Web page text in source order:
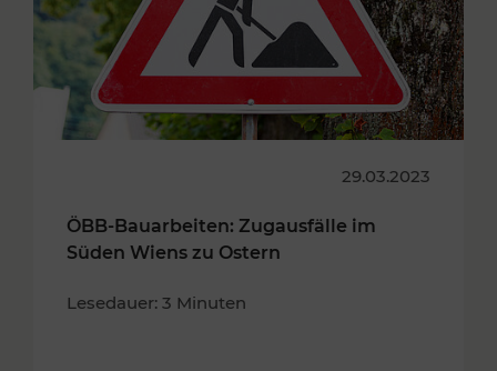
29.03.2023
ÖBB-Bauarbeiten: Zugausfälle im
Süden Wiens zu Ostern
Lesedauer: 3 Minuten